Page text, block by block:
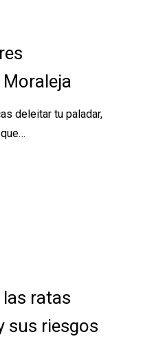
deleitar tu paladar,
ratas
sus riesgos